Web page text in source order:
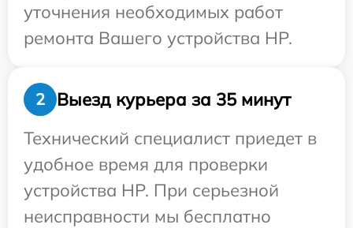
уточнения необходимых работ
ремонта Вашего устройства HP.
2
Выезд курьера за 35 минут
Технический специалист приедет в
удобное время для проверки
устройства HP. При серьезной
неисправности мы бесплатно